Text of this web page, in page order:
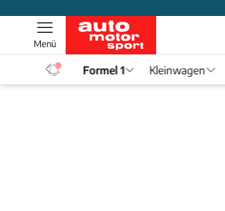
Menü
Formel 1 Kleinwagen